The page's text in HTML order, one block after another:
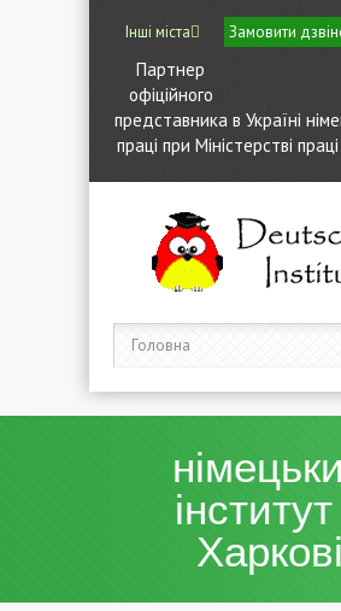
Інші міста Замовити
Партнер
офіційного
представника в Україні
праці при Міністерстві
Харкові